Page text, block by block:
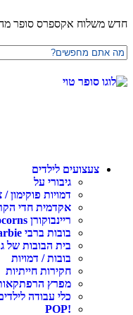
אקספרס סופר מהיר
לילדים
גיבורי על
דמויות פוקימון / צעצועי POKEMON
אקדמית חדי הקרן
ריינבוקורן Rainbocorns
בובות ברבי Barbie
בית הבובות של גבי GABBY'S DOLLHOUSE
בובות / דמויות
חקירות חייתיות
מפרץ הרפתקאות PAW PATROL
כלי עבודה לילדים